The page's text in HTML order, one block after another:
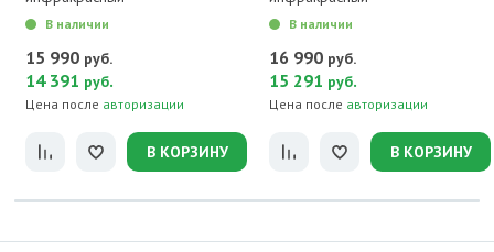
В наличии
15 990 руб.
14 391 руб.
Цена после авторизации
В КОРЗИНУ
В наличии
16 990 руб.
15 291 руб.
Цена после авторизации
В КОРЗИНУ